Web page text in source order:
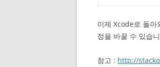
이제 Xcode로 돌아
정을 바꿀 수 있습
참고 : http://